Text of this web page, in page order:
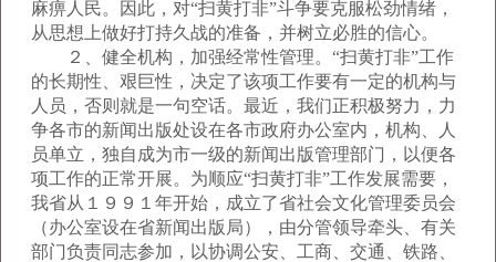
麻痹人民。因此，对“扫黄打非”斗争要克服松劲情绪，
从思想上做好打持久战的准备，并树立必胜的信心。
２、健全机构，加强经常性管理。“扫黄打非”工作
的长期性、艰巨性，决定了该项工作要有一定的机构与
人员，否则就是一句空话。最近，我们正积极努力，力
争各市的新闻出版处设在各市政府办公室内，机构、人
员单立，独自成为市一级的新闻出版管理部门，以便各
项工作的正常开展。为顺应“扫黄打非”工作发展需要，
我省从１９９１年开始，成立了省社会文化管理委员会
（办公室设在省新闻出版局），由分管领导牵头、有关
部门负责同志参加，以协调公安、工商、交通、铁路、